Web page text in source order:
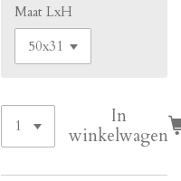
Maat LxH
In
winkelwagen